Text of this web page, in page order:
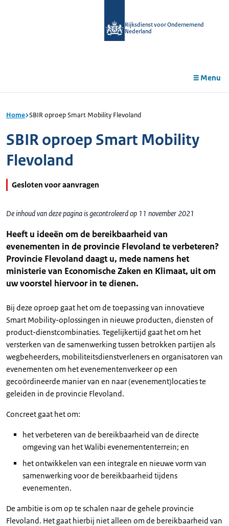
Rijksdienst voor Ondernemend
Nederland
Menu
Home SBIR oproep Smart Mobility Flevoland
SBIR oproep Smart Mobility
Flevoland
Gesloten voor aanvragen
De inhoud van deze pagina is gecontroleerd op 11 november 2021
Heeft u ideeën om de bereikbaarheid van
evenementen in de provincie Flevoland te verbeteren?
Provincie Flevoland daagt u, mede namens het
ministerie van Economische Zaken en Klimaat, uit om
uw voorstel hiervoor in te dienen.
Bij deze oproep gaat het om de toepassing van innovatieve
Smart Mobility-oplossingen in nieuwe producten, diensten of
product-dienstcombinaties. Tegelijkertijd gaat het om het
versterken van de samenwerking tussen betrokken partijen als
wegbeheerders, mobiliteitsdienstverleners en organisatoren van
evenementen om het evenementenverkeer op een
gecoördineerde manier van en naar (evenement)locaties te
geleiden in de provincie Flevoland.
Concreet gaat het om:
het verbeteren van de bereikbaarheid van de directe
omgeving van het Walibi evenemententerrein; en
het ontwikkelen van een integrale en nieuwe vorm van
samenwerking voor de bereikbaarheid tijdens
evenementen.
De ambitie is om op te schalen naar de gehele provincie
Flevoland. Het gaat hierbij niet alleen om de bereikbaarheid van